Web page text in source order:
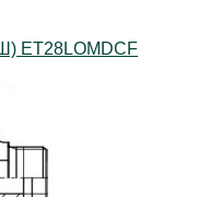
ET28LOMDCF